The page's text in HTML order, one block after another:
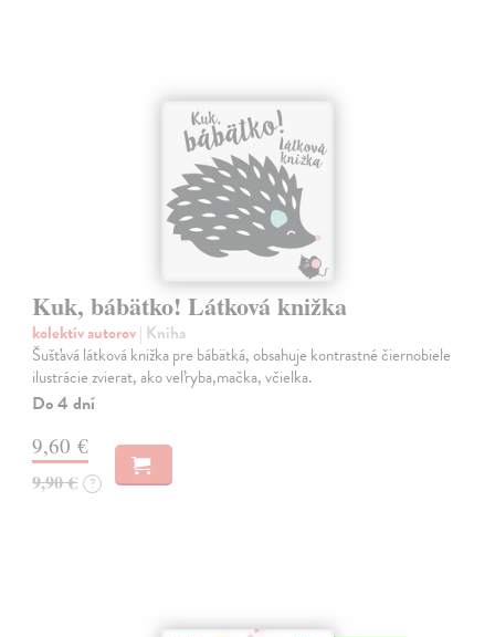
Kuk, bábätko! Látková knižka
kolektív autorov| Kniha
Šušťavá látková knižka pre bábätká, obsahuje kontrastné čiernobiele
ilustrácie zvierat, ako veľryba,mačka, včielka.
Do 4 dní
9,60 €
9,90 € ?